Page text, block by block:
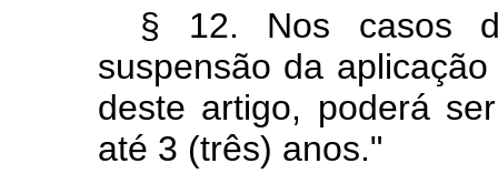
§ 12. Nos casos
suspensão da
deste artigo, poderá
até 3 (três) anos."